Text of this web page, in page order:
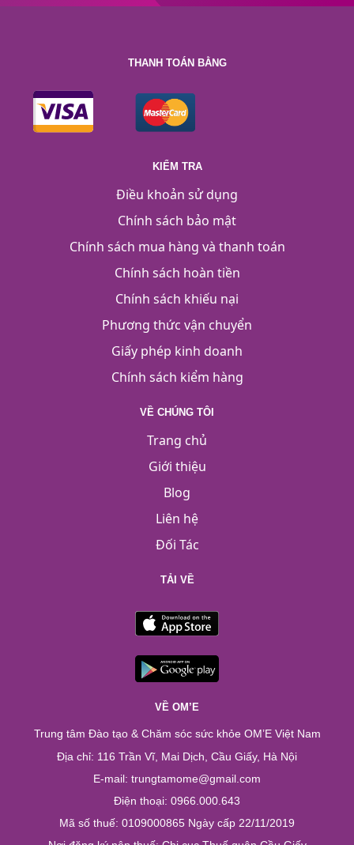
THANH TOÁN BẰNG
KIỂM TRA
Điều khoản sử dụng
Chính sách bảo mật
Chính sách mua hàng và thanh toán
Chính sách hoàn tiền
Chính sách khiếu nại
Phương thức vận chuyển
Giấy phép kinh doanh
Chính sách kiểm hàng
VỀ CHÚNG TÔI
Trang chủ
Giới thiệu
Blog
Liên hệ
Đối Tác
TẢI VỀ
VỀ OM’E
Trung tâm Đào tạo & Chăm sóc sức khỏe OM’E Việt Nam
Địa chỉ: 116 Trần Vĩ, Mai Dịch, Cầu Giấy, Hà Nội
E-mail: trungtamome@gmail.com
Điện thoại: 0966.000.643
Mã số thuế: 0109000865 Ngày cấp 22/11/2019